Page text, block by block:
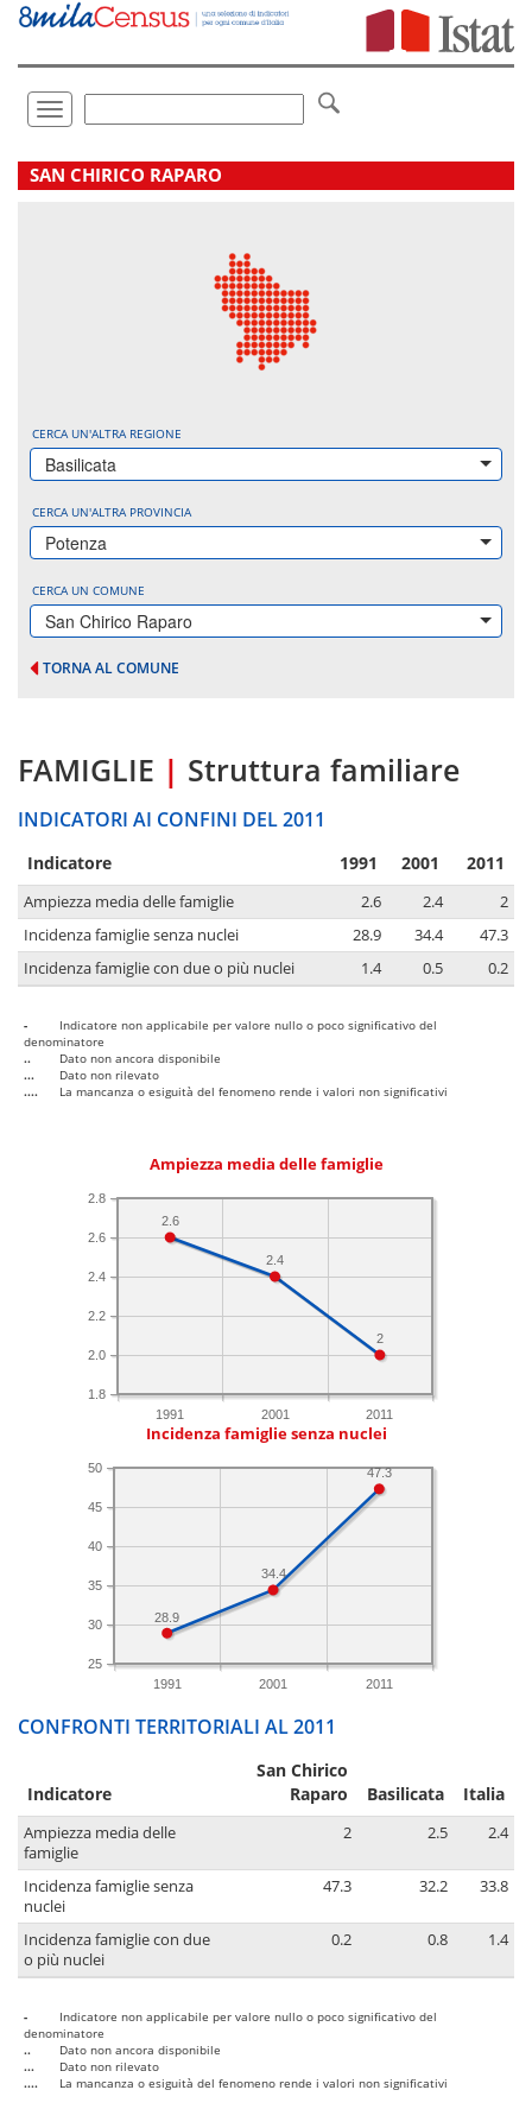
Vai
direttamente
Toggle
navigation
.
SAN CHIRICO RAPARO
CERCA UN'ALTRA REGIONE
Basilicata
CERCA UN'ALTRA PROVINCIA
Potenza
CERCA UN COMUNE
San Chirico Raparo
TORNA AL COMUNE
FAMIGLIE | Struttura familiare
INDICATORI AI CONFINI DEL 2011
Indicatore 1991 2001 2011
Ampiezza media delle famiglie 2.6 2.4
2
Incidenza famiglie senza nuclei
28.9 34.4
47.3
Incidenza famiglie con due o più nuclei
1.4 0.5 0.2
-
Indicatore non applicabile per valore nullo o poco significativo del
denominatore
..
Dato non ancora disponibile
...
Dato non rilevato
....
La mancanza o esiguità del fenomeno rende i valori non significativi
Ampiezza media delle famiglie
1991 2001 2011
1.8
2.0
2.2
2.4
2.6
2.8
2
2.4
2.6
Incidenza famiglie senza nuclei
1991 2001 2011
25
30
35
40
45
50 47.3
34.4
28.9
CONFRONTI TERRITORIALI AL 2011
Indicatore
San Chirico
Raparo
Basilicata Italia
Ampiezza media delle
famiglie
2 2.5 2.4
Incidenza famiglie senza
nuclei
47.3 32.2 33.8
Incidenza famiglie con due
o più nuclei
0.2 0.8 1.4
-
Indicatore non applicabile per valore nullo o poco significativo del
denominatore
..
Dato non ancora disponibile
...
Dato non rilevato
....
La mancanza o esiguità del fenomeno rende i valori non significativi